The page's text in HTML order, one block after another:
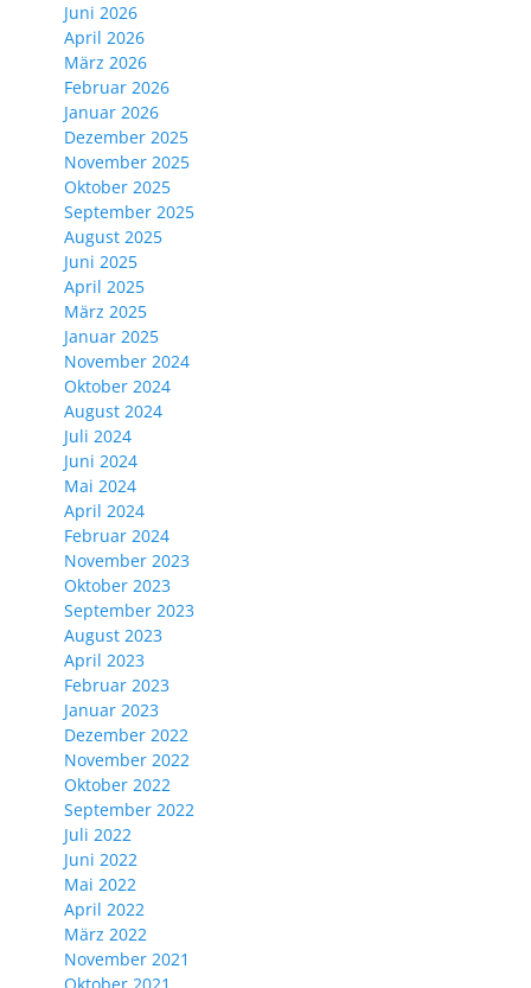
Juni 2026
April 2026
März 2026
Februar 2026
Januar 2026
Dezember 2025
November 2025
Oktober 2025
September 2025
August 2025
Juni 2025
April 2025
März 2025
Januar 2025
November 2024
Oktober 2024
August 2024
Juli 2024
Juni 2024
Mai 2024
April 2024
Februar 2024
November 2023
Oktober 2023
September 2023
August 2023
April 2023
Februar 2023
Januar 2023
Dezember 2022
November 2022
Oktober 2022
September 2022
Juli 2022
Juni 2022
Mai 2022
April 2022
März 2022
November 2021